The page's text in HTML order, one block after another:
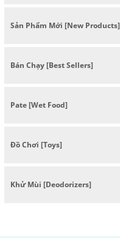
Sản Phẩm Mới [New Products]
Bán Chạy [Best Sellers]
Pate [Wet Food]
Đồ Chơi [Toys]
Khử Mùi [Deodorizers]